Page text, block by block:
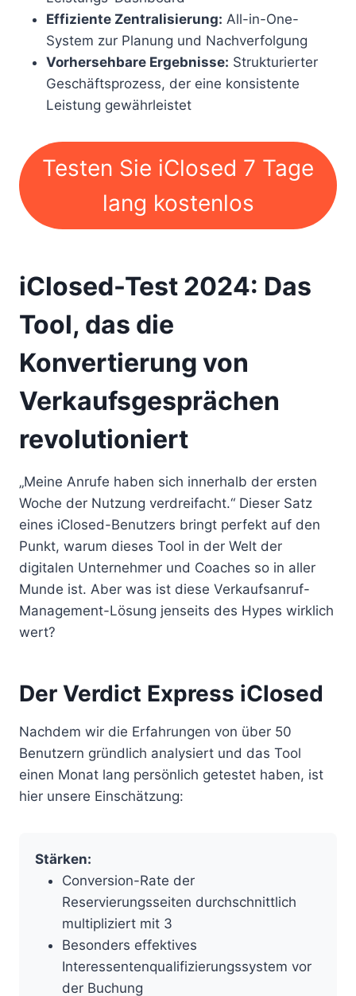
Effiziente Zentralisierung: All-in-One-
System zur Planung und Nachverfolgung
Vorhersehbare Ergebnisse: Strukturierter
Geschäftsprozess, der eine konsistente
Leistung gewährleistet
Testen Sie iClosed 7 Tage
lang kostenlos
iClosed-Test 2024: Das
Tool, das die
Konvertierung von
Verkaufsgesprächen
revolutioniert
„Meine Anrufe haben sich innerhalb der ersten
Woche der Nutzung verdreifacht.“ Dieser Satz
eines iClosed-Benutzers bringt perfekt auf den
Punkt, warum dieses Tool in der Welt der
digitalen Unternehmer und Coaches so in aller
Munde ist. Aber was ist diese Verkaufsanruf-
Management-Lösung jenseits des Hypes wirklich
wert?
Der Verdict Express iClosed
Nachdem wir die Erfahrungen von über 50
Benutzern gründlich analysiert und das Tool
einen Monat lang persönlich getestet haben, ist
hier unsere Einschätzung:
Stärken:
Conversion-Rate der
Reservierungsseiten durchschnittlich
multipliziert mit 3
Besonders effektives
Interessentenqualifizierungssystem vor
der Buchung